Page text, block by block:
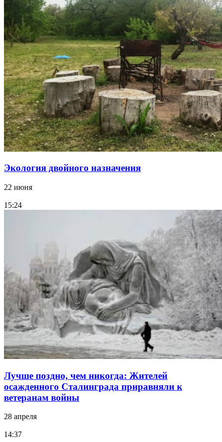
Экология двойного назначения
22 июня
15:24
Лучше поздно, чем никогда: Жителей
осажденного Сталинграда приравняли к
ветеранам войны
28 апреля
14:37